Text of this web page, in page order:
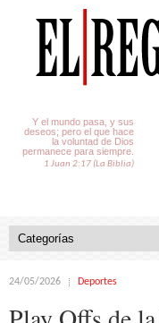
Y el mundo pasa, y sus
deseos; pero el que hace
la voluntad de Dios
permanece para siempre.
1 Juan 2:17 (La Biblia)
24/05/2026 Deportes